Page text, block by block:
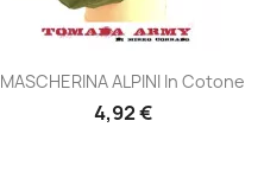
Anteprima
MASCHERINA ALPINI In Cotone
4,92 €